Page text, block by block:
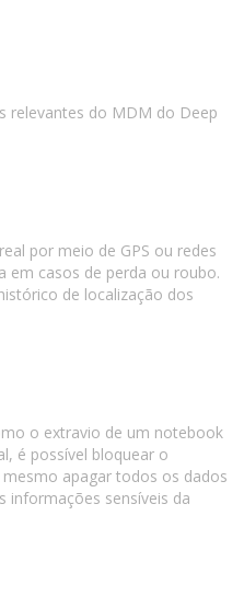
relevantes do MDM do Deep
por meio de GPS ou redes
em casos de perda ou roubo.
de localização dos
o extravio de um notebook
é possível bloquear o
apagar todos os dados
informações sensíveis da